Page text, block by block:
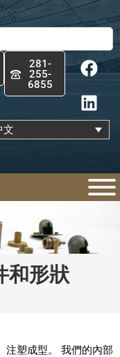
281-
255-
6855
F
a
c
e
b
o
k
L
i
n
k
e
d
n
文
和形狀
注塑成型。 我們的內部